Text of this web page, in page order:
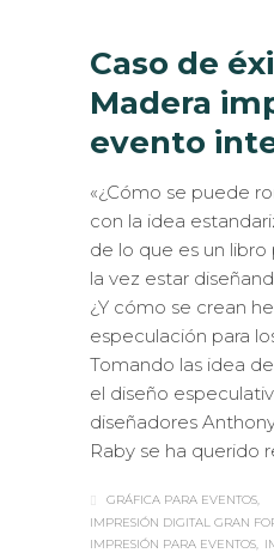
Caso de
Madera
evento
«¿Cómo se puede
con la idea
de lo que es un libro
la vez estar
¿Y cómo se crean
especulación para
Tomando las idea
el diseño
diseñadores
Raby se ha querido
GRÁFICA PARA EVENTOS
IMPRESIÓN DIGITAL GRAN
IMPRESIÓN PARA EVENTOS